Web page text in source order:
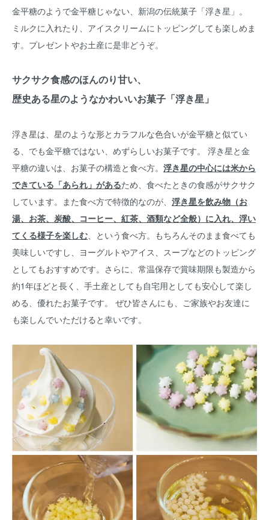
金平糖のようで金平糖じゃない、新潟の伝統菓子「浮き星」。
ミルクに入れたり、アイスクリームにトッピングしても楽しめま
す。プレゼントやお土産に是非どうぞ。
サクサク食感のほんのり甘い、
歴史ある星のようなかわいいお菓子「浮き星」
浮き星は、星のような形とカラフルな色合いが金平糖と似てい
る、でも金平糖ではない、めずらしいお菓子です。 浮き星と金
平糖の違いは、お菓子の構造と食べ方。 浮き星の中心には米から
できている「あられ」があるため、食べたときの食感がサクサク
しています。また食べ方で特徴的なのが、 浮き星を飲み物（お
湯、お茶、炭酸、コーヒー、紅茶、酒類など全般）に入れ、浮い
てくる様子を楽しむ、という食べ方。もちろんそのまま食べても
美味しいですし、ヨーグルトやアイス、スープなどのトッピング
としてもおすすめです。さらに、常温保存で賞味期限も製造から
約1年ほどと長く、手土産としても自宅用としても安心して楽し
める、優れたお菓子です。 ぜひ皆さんにも、ご家族やお友達に
も楽しんでいただけると幸いです。